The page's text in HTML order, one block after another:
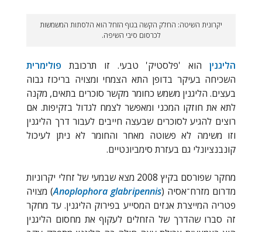
יקרונית השיטה: החלק הקשה בגוף הזחל הוא הלסתות המשמשות
לכרסום סיבי השיפה.
הליגנין הוא 'פלסטיק' טבעי. זו תרכובת פולימרית
השכיחה בעיקר בדופן התא הצמחי ומצויה בריכוז גבוה
בעצים. הליגנין משמש כחומר מקשר סוכרים בתאים, מקנה
לתא את חוזקו המכני ומאפשר לצמח לגדול בזקיפות. אם
רוצים להגיע לסוכרים שבעצה חייבים לעבור דרך הליגנין
וזו משימה לא פשוטה מאחר והחומר לא ניתן לעיכול
קונבנציונלי גם בעזרת סימביונטיים.
מחקר שפורסם בקיץ 2008 מצא שבמעי של זחלי יקרוניות
מדרום מזרח־אסיה (Anoplophora glabripennis) מצויה
פטריה המייצרת אנזים המסייע בפירוק הליגנין. עד מחקר
זה סברו שהדרך של הזחלים לעקוף את מחסום הליגנין